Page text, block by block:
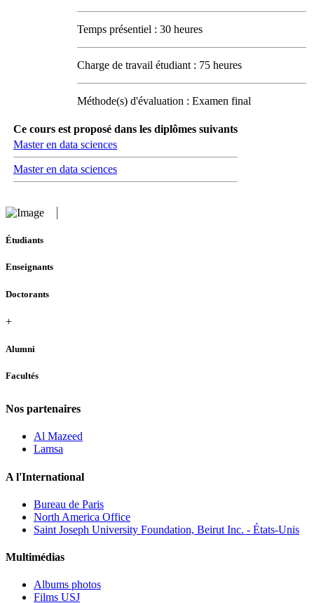
Temps présentiel : 30 heures
Charge de travail étudiant : 75 heures
Méthode(s) d'évaluation : Examen final
Ce cours est proposé dans les diplômes suivants
Master en data sciences
Master en data sciences
Étudiants
Enseignants
Doctorants
+
Alumni
Facultés
Nos partenaires
Al Mazeed
Lamsa
A l'International
Bureau de Paris
North America Office
Saint Joseph University Foundation, Beirut Inc. - États-Unis
Multimédias
Albums photos
Films USJ